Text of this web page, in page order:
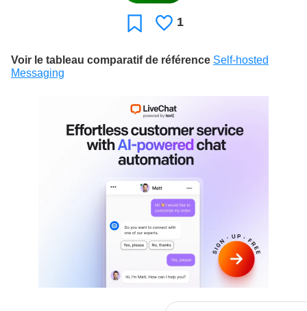
Favori J'aime
1
Voir le tableau comparatif de référence Self-hosted
Messaging